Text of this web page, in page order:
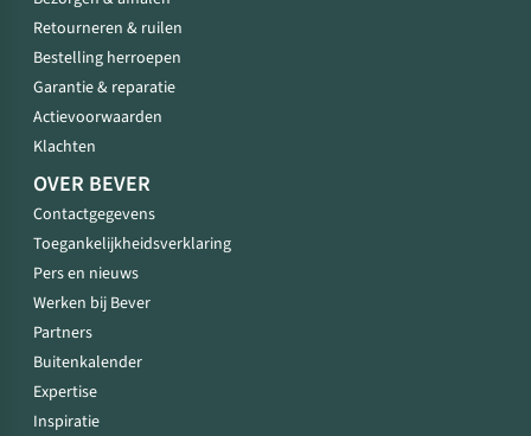
Retourneren & ruilen
Bestelling herroepen
Garantie & reparatie
Actievoorwaarden
Klachten
OVER BEVER
Contactgegevens
Toegankelijkheidsverklaring
Pers en nieuws
Werken bij Bever
Partners
Buitenkalender
Expertise
Inspiratie